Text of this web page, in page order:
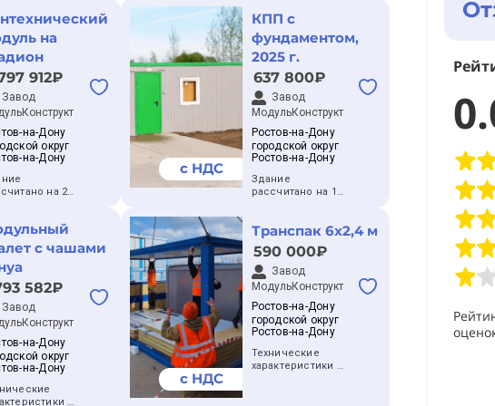
на
912₽
Завод
на-Дону
округ
на-Дону
на 20
— 9
блок-
—
м
блок-
—
м (6 шт)
блок-
—
м (3 шт)
— 126,7 м²
с НДС
КПП с
фундаментом,
2025 г.
637 800₽
Завод
МодульКонструкт
Ростов-на-Дону
городской округ
Ростов-на-Дону
Здание
рассчитано на 1
контейнеров — 1
шт
Размер блок-
контейнера —
6х2,4 м
Площадь КПП —
14,4 м²
Срок реализации
10 дней
Тверская область,
г. Ржев
с чашами
582₽
Завод
на-Дону
округ
на-Дону
с НДС
Транспак 6х2,4 м
590 000₽
Завод
МодульКонструкт
Ростов-на-Дону
городской округ
Ростов-на-Дону
Технические
характеристики